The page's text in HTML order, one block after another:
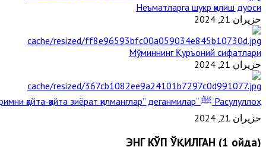
Неъматларга шукр қилиш дуоси
حزيران 21, 2024
Мўминнинг Қуръоний сифатлари
حزيران 21, 2024
Расулуллоҳ ﷺ “Қабримни қайта-қайта зиёрат қилманглар” деганмилар?
حزيران 21, 2024
ЭНГ КЎП ЎҚИЛГАН (1 ойда)